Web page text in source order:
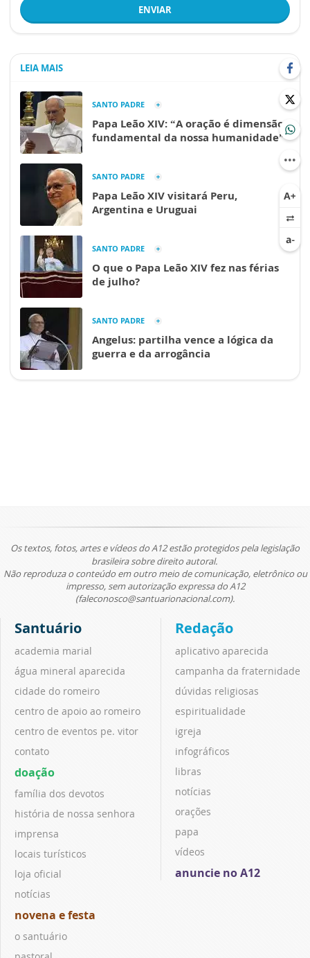
ENVIAR
LEIA MAIS
SANTO PADRE
Papa Leão XIV: “A oração é dimensão
fundamental da nossa humanidade”
SANTO PADRE
Papa Leão XIV visitará Peru,
Argentina e Uruguai
SANTO PADRE
O que o Papa Leão XIV fez nas férias
de julho?
SANTO PADRE
Angelus: partilha vence a lógica da
guerra e da arrogância
Os textos, fotos, artes e vídeos do A12 estão protegidos pela legislação
brasileira sobre direito autoral.
Não reproduza o conteúdo em outro meio de comunicação, eletrônico ou
impresso, sem autorização expressa do A12
(faleconosco@santuarionacional.com).
Santuário
academia marial
água mineral aparecida
cidade do romeiro
centro de apoio ao romeiro
centro de eventos pe. vitor
contato
doação
família dos devotos
história de nossa senhora
imprensa
locais turísticos
loja oficial
notícias
novena e festa
o santuário
Redação
aplicativo aparecida
campanha da fraternidade
dúvidas religiosas
espiritualidade
igreja
infográficos
libras
notícias
orações
papa
vídeos
anuncie no A12